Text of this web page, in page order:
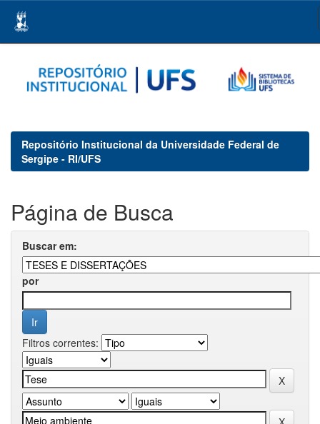
navigation
Repositório Institucional da Universidade Federal de
Sergipe - RI/UFS
Página de Busca
Buscar em:
por
Filtros correntes: